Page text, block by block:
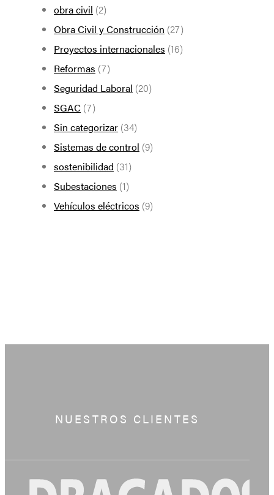
obra civil (2)
Obra Civil y Construcción (27)
Proyectos internacionales (16)
Reformas (7)
Seguridad Laboral (20)
SGAC (7)
Sin categorizar (34)
Sistemas de control (9)
sostenibilidad (31)
Subestaciones (1)
Vehículos eléctricos (9)
NUESTROS CLIENTES